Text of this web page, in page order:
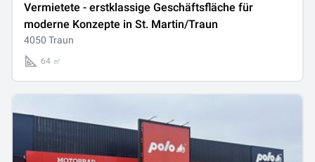
Vermietete - erstklassige Geschäftsfläche für
moderne Konzepte in St. Martin/Traun
4050 Traun
64 ㎡